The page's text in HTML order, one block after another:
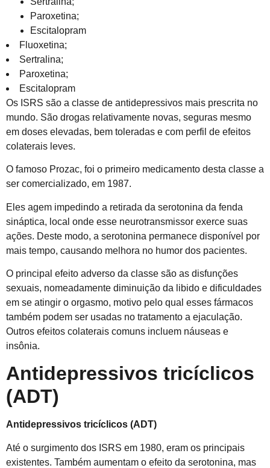
Paroxetina;
Escitalopram
Fluoxetina;
Sertralina;
Paroxetina;
Escitalopram
Os ISRS são a classe de antidepressivos mais prescrita no
mundo. São drogas relativamente novas, seguras mesmo
em doses elevadas, bem toleradas e com perfil de efeitos
colaterais leves.
O famoso Prozac, foi o primeiro medicamento desta classe a
ser comercializado, em 1987.
Eles agem impedindo a retirada da serotonina da fenda
sináptica, local onde esse neurotransmissor exerce suas
ações. Deste modo, a serotonina permanece disponível por
mais tempo, causando melhora no humor dos pacientes.
O principal efeito adverso da classe são as disfunções
sexuais, nomeadamente diminuição da libido e dificuldades
em se atingir o orgasmo, motivo pelo qual esses fármacos
também podem ser usadas no tratamento a ejaculação.
Outros efeitos colaterais comuns incluem náuseas e
insônia.
Antidepressivos tricíclicos
(ADT)
Antidepressivos tricíclicos (ADT)
Até o surgimento dos ISRS em 1980, eram os principais
existentes. Também aumentam o efeito da serotonina, mas